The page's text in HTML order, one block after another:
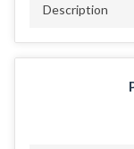
Description